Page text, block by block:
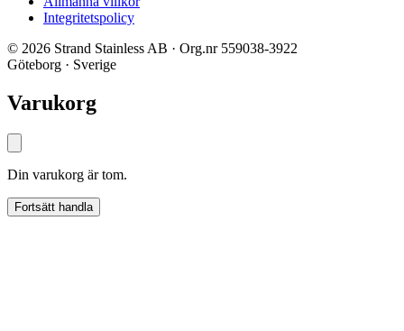
Integritetspolicy
© 2026 Strand Stainless AB · Org.nr 559038-3922
Göteborg · Sverige
Varukorg
Din varukorg är tom.
Fortsätt handla